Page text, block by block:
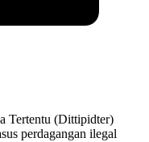
Tertentu (Dittipidter)
perdagangan ilegal